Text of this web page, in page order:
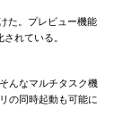
た。プレビュー機能
れている。
んなマルチタスク機
の同時起動も可能に